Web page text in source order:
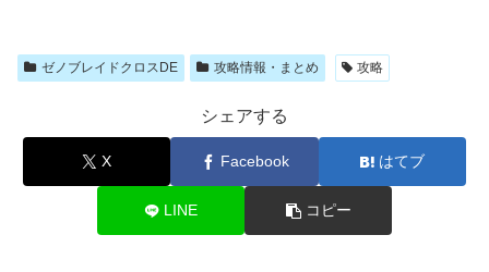
ゼノブレイドクロスDE 攻略情報・まとめ 攻略
シェアする
X Facebook はてブ
LINE コピー